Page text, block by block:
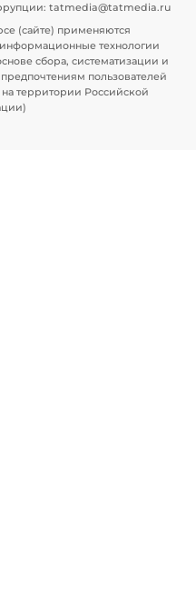
tatmedia@tatmedia.ru
(сайте) применяются
технологии
сбора, систематизации и
пользователей
территории Российской